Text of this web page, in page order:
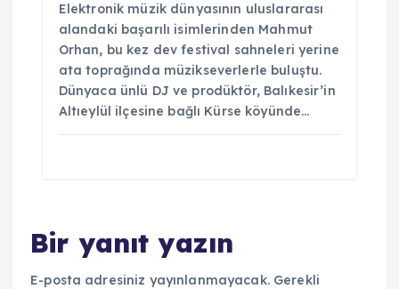
Elektronik müzik dünyasının uluslararası
alandaki başarılı isimlerinden Mahmut
Orhan, bu kez dev festival sahneleri yerine
ata toprağında müzikseverlerle buluştu.
Dünyaca ünlü DJ ve prodüktör, Balıkesir’in
Altıeylül ilçesine bağlı Kürse köyünde…
Bir yanıt yazın
E-posta adresiniz yayınlanmayacak. Gerekli